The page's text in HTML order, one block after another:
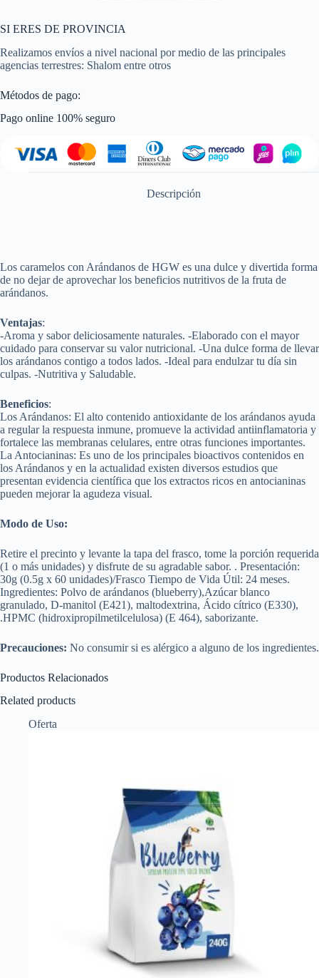
SI ERES DE PROVINCIA
Realizamos envíos a nivel nacional por medio de las principales
agencias terrestres: Shalom entre otros
Métodos de pago:
Pago online 100% seguro
Descripción
Los caramelos con Arándanos de HGW es una dulce y divertida forma
de no dejar de aprovechar los beneficios nutritivos de la fruta de
arándanos.
Ventajas:
-Aroma y sabor deliciosamente naturales. -Elaborado con el mayor
cuidado para conservar su valor nutricional. -Una dulce forma de llevar
los arándanos contigo a todos lados. -Ideal para endulzar tu día sin
culpas. -Nutritiva y Saludable.
Beneficios:
Los Arándanos: El alto contenido antioxidante de los arándanos ayuda
a regular la respuesta inmune, promueve la actividad antiinflamatoria y
fortalece las membranas celulares, entre otras funciones importantes.
La Antocianinas: Es uno de los principales bioactivos contenidos en
los Arándanos y en la actualidad existen diversos estudios que
presentan evidencia científica que los extractos ricos en antocianinas
pueden mejorar la agudeza visual.
Modo de Uso:
Retire el precinto y levante la tapa del frasco, tome la porción requerida
(1 o más unidades) y disfrute de su agradable sabor. . Presentación:
30g (0.5g x 60 unidades)/Frasco Tiempo de Vida Útil: 24 meses.
Ingredientes: Polvo de arándanos (blueberry),Azúcar blanco
granulado, D-manitol (E421), maltodextrina, Ácido cítrico (E330),
.HPMC (hidroxipropilmetilcelulosa) (E 464), saborizante.
Precauciones: No consumir si es alérgico a alguno de los ingredientes.
Productos Relacionados
Related products
Oferta